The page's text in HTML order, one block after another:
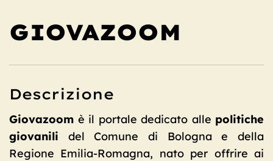
GIOVAZOOM
Descrizione
Giovazoom è il portale dedicato alle politiche
giovanili del Comune di Bologna e della
Regione Emilia-Romagna, nato per offrire ai